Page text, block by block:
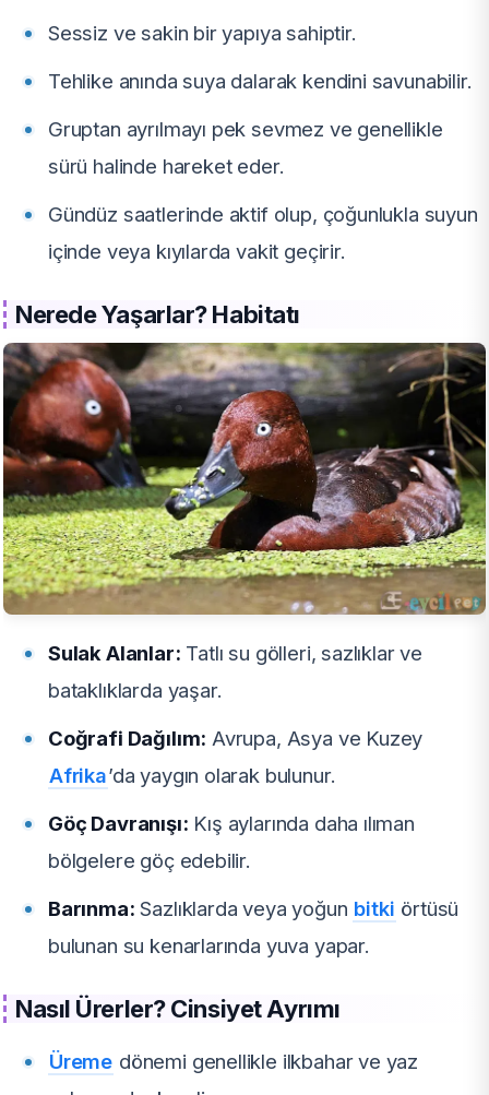
Sessiz ve sakin bir yapıya sahiptir.
Tehlike anında suya dalarak kendini savunabilir.
Gruptan ayrılmayı pek sevmez ve genellikle
sürü halinde hareket eder.
Gündüz saatlerinde aktif olup, çoğunlukla suyun
içinde veya kıyılarda vakit geçirir.
Nerede Yaşarlar? Habitatı
Sulak Alanlar: Tatlı su gölleri, sazlıklar ve
bataklıklarda yaşar.
Coğrafi Dağılım: Avrupa, Asya ve Kuzey
Afrika’da yaygın olarak bulunur.
Göç Davranışı: Kış aylarında daha ılıman
bölgelere göç edebilir.
Barınma: Sazlıklarda veya yoğun bitki örtüsü
bulunan su kenarlarında yuva yapar.
Nasıl Ürerler? Cinsiyet Ayrımı
Üreme dönemi genellikle ilkbahar ve yaz